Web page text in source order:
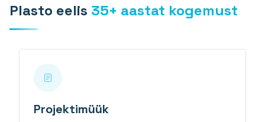
PLASTO NORDIC
UKSED
Plasto eelis 35+ aastat kogemust
Projektimüük